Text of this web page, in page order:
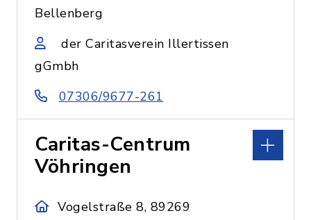
Bellenberg
der Caritasverein Illertissen
gGmbh
07306/9677-261
Caritas-Centrum
Vöhringen
Vogelstraße 8, 89269